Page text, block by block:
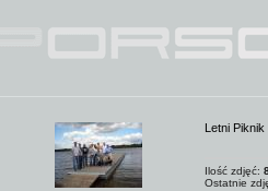
Letni
Ilość zdjęć:
Ostatnie